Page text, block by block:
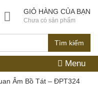
Tìm kiếm
GIỎ HÀNG CỦA BẠN
Chưa có sản phẩm
Menu
Âm Bồ Tát – ĐPT324